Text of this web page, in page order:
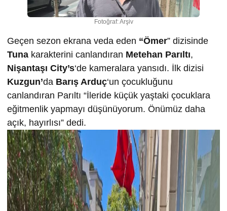
Fotoğraf: Arşiv
Geçen sezon ekrana veda eden “Ömer” dizisinde
Tuna karakterini canlandıran Metehan Parıltı,
Nişantaşı City’s‘de kameralara yansıdı. İlk dizisi
Kuzgun’da Barış Arduç‘un çocukluğunu
canlandıran Parıltı “İleride küçük yaştaki çocuklara
eğitmenlik yapmayı düşünüyorum. Önümüz daha
açık, hayırlısı” dedi.